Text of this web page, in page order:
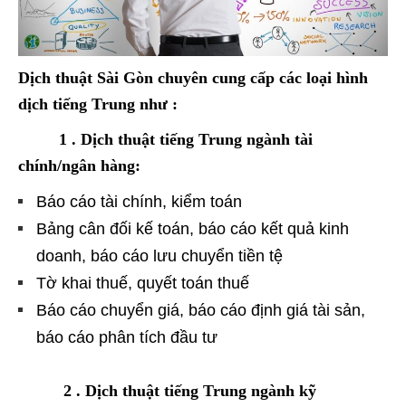
Dịch thuật Sài Gòn chuyên cung cấp các loại hình
dịch tiếng Trung như :
1 . Dịch thuật tiếng Trung ngành tài
chính/ngân hàng:
Báo cáo tài chính, kiểm toán
Bảng cân đối kế toán, báo cáo kết quả kinh
doanh, báo cáo lưu chuyển tiền tệ
Tờ khai thuế, quyết toán thuế
Báo cáo chuyển giá, báo cáo định giá tài sản,
báo cáo phân tích đầu tư
2 . Dịch thuật tiếng Trung ngành kỹ